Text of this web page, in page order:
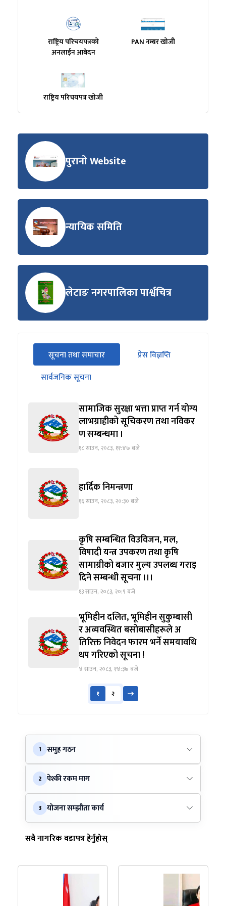
राष्ट्रिय परिचयपत्रको
अनलाईन आबेदन
PAN नम्बर खोजी
राष्ट्रिय परिचयपत्र खोजी
पुरानो Website
न्यायिक समिति
लेटाङ नगरपालिका पार्श्वचित्र
सीधा
पहिलो
ट्याबको
सूचना तथा समाचार
(सक्रिय ट्याब)
प्रेस विज्ञप्ति
सार्वजनिक सूचना
सामाजिक सुरक्षा भत्ता प्राप्त गर्न योग्य
लाभग्राहीको सूचिकरण तथा नविकर
ण सम्बन्धमा ।
१८ साउन, २०८३, ११:४७ बजे
हार्दिक निमन्त्रणा
१६ साउन, २०८३, २०:३० बजे
कृषि सम्बन्धित विउविजन, मल,
विषादी यन्त्र उपकरण तथा कृषि
सामाग्रीको बजार मुल्य उपलब्ध गराइ
दिने सम्बन्धी सूचना ।।।
१३ साउन, २०८३, २०:९ बजे
भूमिहीन दलित, भूमिहीन सुकुम्बासी
र अव्यवस्थित बसोबासीहरूले अ
तिरिक्त निवेदन फारम भर्ने समयावधि
थप गरिएको सूचना !
४ साउन, २०८३, १४:३७ बजे
१ २
1 समुह गठन
2 पेश्की रकम माग
3 योजना सम्झौता कार्य
सबै नागरिक वडापत्र हेर्नुहोस्